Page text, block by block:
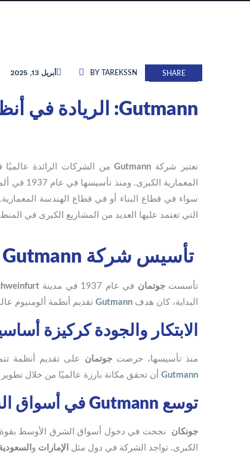
BY TAREKSSN أبريل 13, 2025 SHARE
Gutmann: الريادة في أنظمة الألومنيوم المبتكرة للشرق الأوسط
تعتبر شركة Gutmannمن الشركات الرائدة عالميًا
سواء في قطاع البناء أو في قطاع الهندسة
التي تعتمد عليها العديد من المشاريع الكبرى في
تأسيس شركة Gutmann في ألمانيا
تأسستجوتمان في عام 1937 في مدينة
البداية، كان هدف Gutmann تقديم أنظمة ألومنيوم
الابتكار والجودة كركيزة
منذ تأسيسها، حرصتجوتمان على تقديم أنظمة
Gutmann أن تحقق مكانة بارزة عالميًا من خلال
توسع Gutmann في أسواق الشرق الأوسط
جونكان
نجحت في دخول أسواق الشرق الأوسط بقوة،
الكبرى. تواجد الشركة في دول مثل
الإمارات و